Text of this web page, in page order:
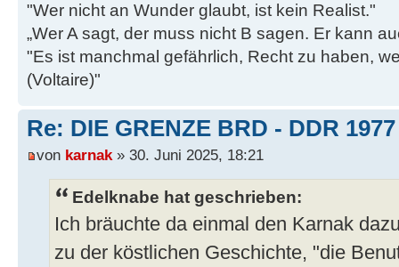
"Wer nicht an Wunder glaubt, ist kein Realist."
„Wer A sagt, der muss nicht B sagen. Er kann
"Es ist manchmal gefährlich, Recht zu haben,
(Voltaire)"
Re: DIE GRENZE BRD - DDR
von karnak » 30. Juni 2025, 18:21
Edelknabe hat geschrieben:
Ich bräuchte da einmal den Karnak
zu der köstlichen Geschichte, "die